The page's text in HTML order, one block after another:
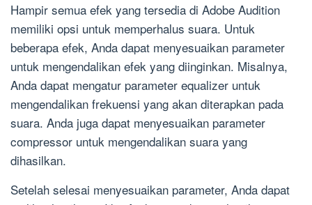
Hampir semua efek yang tersedia di Adobe Audition
memiliki opsi untuk memperhalus suara. Untuk
beberapa efek, Anda dapat menyesuaikan parameter
untuk mengendalikan efek yang diinginkan. Misalnya,
Anda dapat mengatur parameter equalizer untuk
mengendalikan frekuensi yang akan diterapkan pada
suara. Anda juga dapat menyesuaikan parameter
compressor untuk mengendalikan suara yang
dihasilkan.
Setelah selesai menyesuaikan parameter, Anda dapat